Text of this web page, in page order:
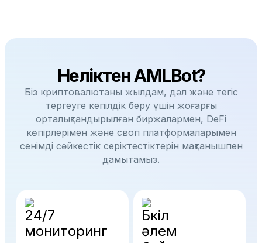
Неліктен AMLBot?
Біз криптовалютаны жылдам, дәл және тегіс
тергеуге кепілдік беру үшін жоғарғы
орталықтандырылған биржалармен, DeFi
көпірлерімен және своп платформаларымен
сенімді сәйкестік серіктестіктерін мақтанышпен
дамытамыз.